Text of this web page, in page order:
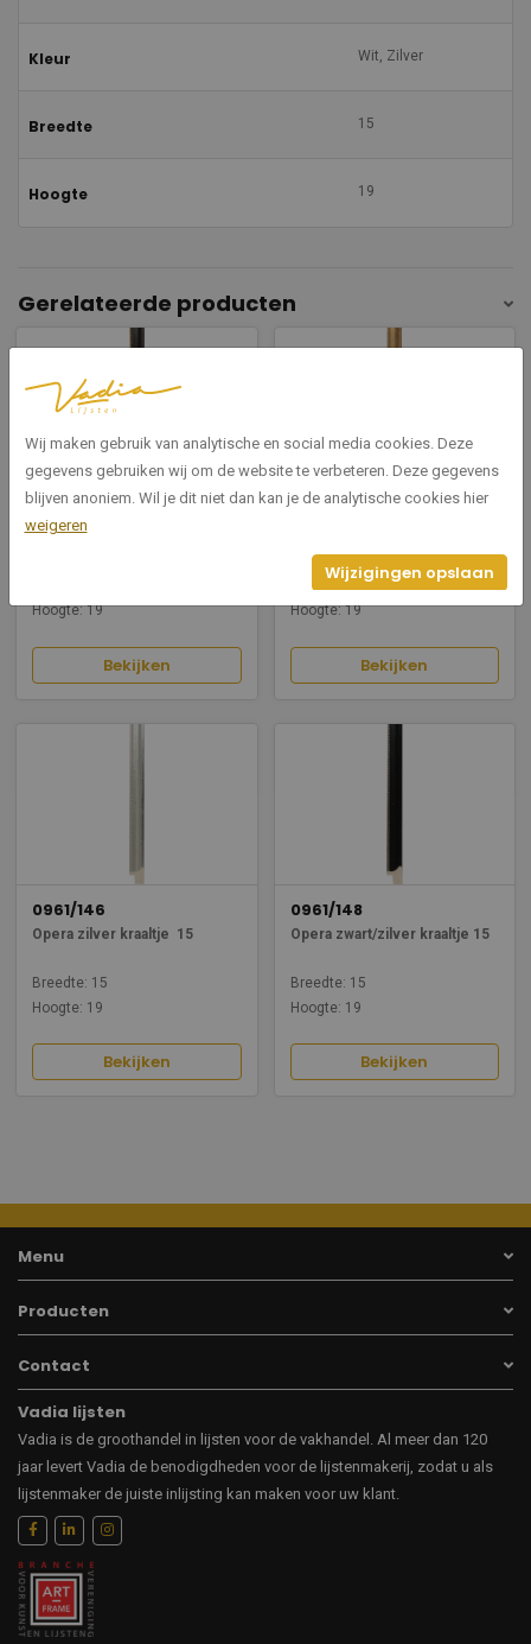
Kleur Wit, Zilver
Breedte 15
Hoogte 19
Gerelateerde producten
0961/147
Opera bruin/goud kraaltje 15
Hoogte: 19
Bekijken
0961/145
Breedte: 15
Hoogte: 19
Bekijken
0961/146
Opera zilver kraaltje 15
Breedte: 15
Hoogte: 19
Bekijken
0961/148
Opera zwart/zilver kraaltje 15
Breedte: 15
Hoogte: 19
Bekijken
Menu
Producten
Contact
Vadia lijsten
Vadia is de groothandel in lijsten voor de vakhandel. Al meer dan 120
jaar levert Vadia de benodigdheden voor de lijstenmakerij, zodat u als
lijstenmaker de juiste inlijsting kan maken voor uw klant.
Wij maken gebruik van analytische en social media cookies. Deze
gegevens gebruiken wij om de website te verbeteren. Deze gegevens
blijven anoniem. Wil je dit niet dan kan je de analytische cookies hier
weigeren
Wijzigingen opslaan